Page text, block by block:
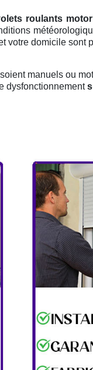
roulants
votre domicile sont
soient manuels ou
dysfonctionnement